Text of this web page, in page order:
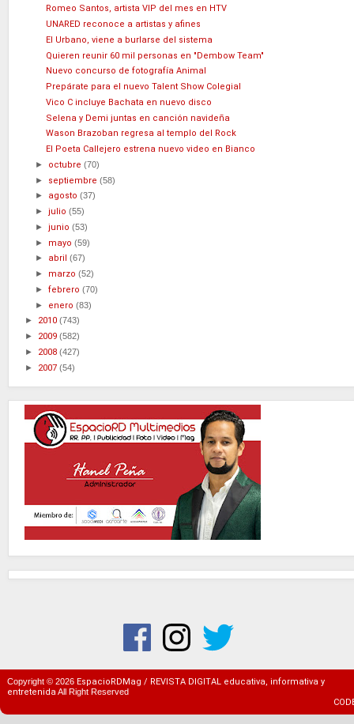
Romeo Santos, artista VIP del mes en HTV
UNARED reconoce a artistas y afines
El Urbano, viene a burlarse del sistema
Quieren reunir 60 mil personas en "Dembow Team"
Nuevo concurso de fotografía Animal
Prepárate para el nuevo Talent Show Colegial
Vico C incluye Bachata en nuevo disco
Selena y Demi juntas en canción navideña
Wason Brazoban regresa al templo del Rock
El Poeta Callejero estrena nuevo video en Bianco
► octubre(70)
► septiembre(58)
► agosto(37)
►julio(55)
►junio(53)
► mayo(59)
► abril(67)
► marzo(52)
►febrero(70)
► enero(83)
► 2010 (743)
► 2009 (582)
► 2008 (427)
► 2007 (54)
Copyright © 2026 EspacioRDMag / REVISTA DIGITAL educativa, informativa y
entretenidaAll Right Reserved